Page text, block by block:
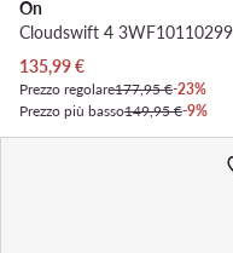
On
Prezzo attuale
135,99€
Prezzo regolare177,95 €-23%
Prezzo più basso149,95 €-9%